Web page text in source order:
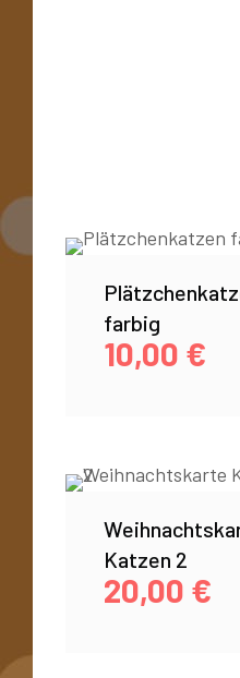
farbig
10,00 €
Katzen 2
20,00 €